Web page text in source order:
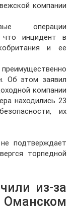
компании
операции
что инцидент в
и ее
преимущественно
Об этом заявил
компании
находились 23
их
подтверждает
торпедной